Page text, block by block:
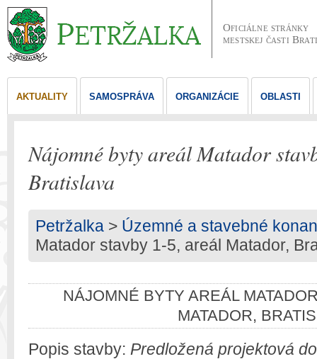
Oficiálne stránky
mestskej časti
AKTUALITY SAMOSPRÁVA ORGANIZÁCIE OBLASTI
Nájomné byty areál Matador
Bratislava
Petržalka > Územné a stavebné
Matador stavby 1-5, areál Matador,
NÁJOMNÉ BYTY AREÁL
MATADOR,
Popis stavby: Predložená projektová